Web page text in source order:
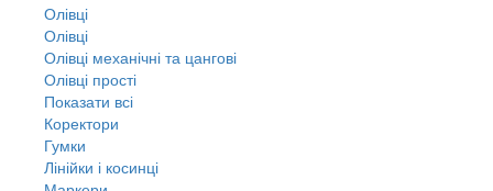
Олівці
Олівці
Олівці механічні та цангові
Олівці прості
Показати всі
Коректори
Гумки
Лінійки і косинці